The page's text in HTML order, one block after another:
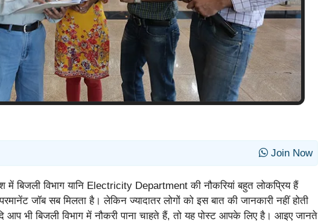
Join Now
में बिजली विभाग यानि Electricity Department की नौकरियां बहुत लोकप्रिय हैं
जॉब सब मिलता है। लेकिन ज्यादातर लोगों को इस बात की जानकारी नहीं होती
आप भी बिजली विभाग में नौकरी पाना चाहते हैं, तो यह पोस्ट आपके लिए है। आइए जानते